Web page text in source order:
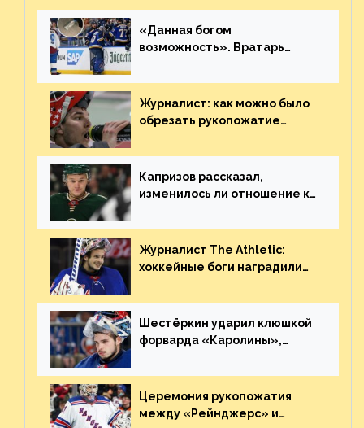
«Данная богом
возможность». Вратарь
броске бутылкой в Кадри
Журналист: как можно было
обрезать рукопожатие
Плохая работа, ESPN
Капризов рассказал,
изменилось ли отношение к
Украине
Журналист The Athletic:
хоккейные боги наградили
великолепную игру
Шестёркин ударил клюшкой
форварда «Каролины»,
пятаке. Видео
Церемония рукопожатия
между «Рейнджерс» и